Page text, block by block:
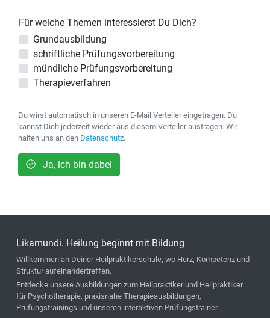
Für welche Themen interessierst Du Dich?
Grundausbildung
schriftliche Prüfungsvorbereitung
mündliche Prüfungsvorbereitung
Therapieverfahren
Du wirst automatisch in unseren E-Mail Verteiler eingetragen. Du
kannst Dich jederzeit wieder aus diesem Verteiler austragen. Wir
halten uns an den Datenschutz.
Ja, ich bin dabei
Likamundi. Heilung beginnt mit Bildung
Willkommen an Deiner Heilpraktikerschule, wo Herz, Kompetenz und
Struktur aufeinandertreffen.
Entdecke unsere Ausbildungen zum Heilpraktiker und Heilpraktiker
für Psychotherapie, praxisnahe Therapieausbildungen,
Prüfungstrainings und unseren interaktiven Prüfungstrainer.